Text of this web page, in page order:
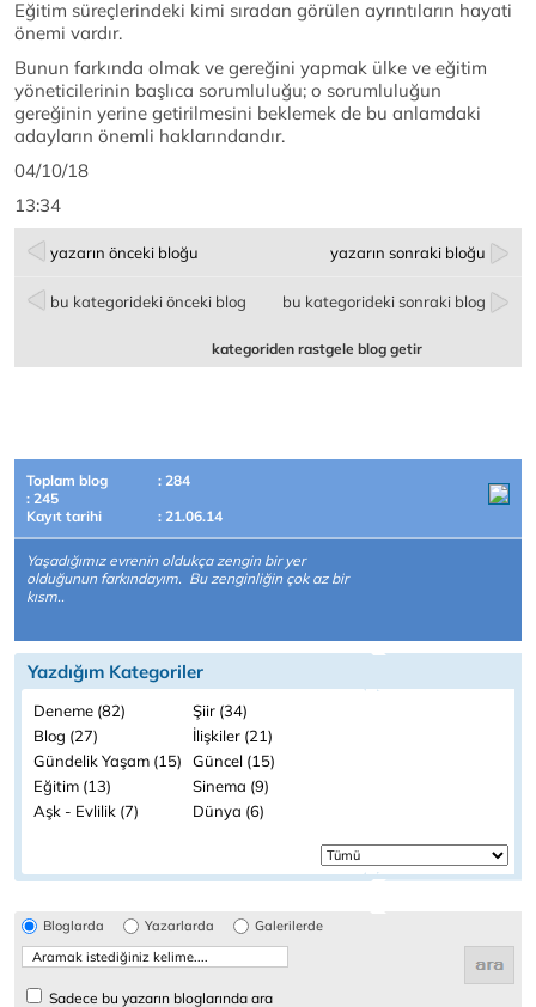
Eğitim süreçlerindeki kimi sıradan görülen ayrıntıların hayati
önemi vardır.
Bunun farkında olmak ve gereğini yapmak ülke ve eğitim
yöneticilerinin başlıca sorumluluğu; o sorumluluğun
gereğinin yerine getirilmesini beklemek de bu anlamdaki
adayların önemli haklarındandır.
04/10/18
13:34
yazarın önceki bloğu yazarın sonraki bloğu
bu kategorideki önceki blog bu kategorideki sonraki blog
kategoriden rastgele blog getir
Toplam blog
: 284
: 245
Kayıt tarihi
: 21.06.14
Yaşadığımız evrenin oldukça zengin bir yer
olduğunun farkındayım. Bu zenginliğin çok az bir
kısm..
Yazdığım Kategoriler
Deneme (82)
Şiir (34)
Blog (27)
İlişkiler (21)
Gündelik Yaşam (15)
Güncel (15)
Eğitim (13)
Sinema (9)
Aşk - Evlilik (7)
Dünya (6)
Bloglarda Yazarlarda Galerilerde
Sadece bu yazarın bloglarında ara